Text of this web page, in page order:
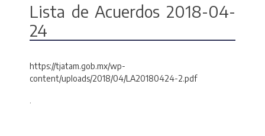
Lista de Acuerdos 2018-04-
24
https://tjatam.gob.mx/wp-
content/uploads/2018/04/LA20180424-2.pdf
.